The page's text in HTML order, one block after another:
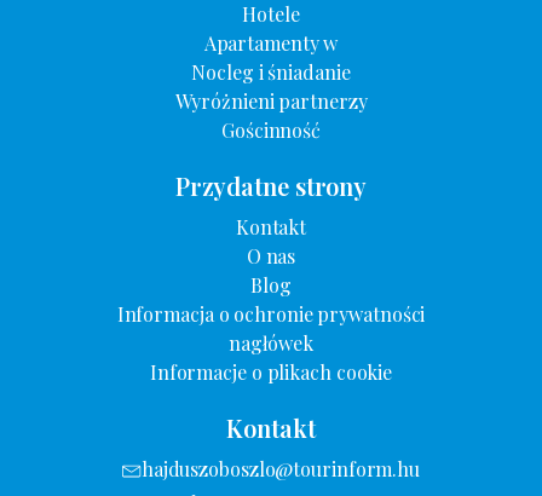
Hotele
Apartamenty w
Nocleg i śniadanie
Wyróżnieni partnerzy
Gościnność
Przydatne strony
Kontakt
O nas
Blog
Informacja o ochronie prywatności
nagłówek
Informacje o plikach cookie
Kontakt
hajduszoboszlo@tourinform.hu